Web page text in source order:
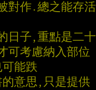
對作.總之能存活
日子,重點是二十
可考慮納入部位
能跌
意思,只是提供